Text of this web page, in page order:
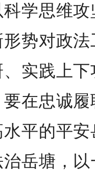
学思维
势对政
实践上
在忠诚
平的平
岳塘，